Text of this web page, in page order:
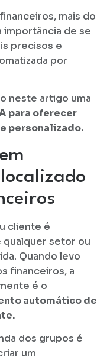
mais do
importância de se
precisos e
por
neste artigo uma
para oferecer
personalizado.
cliente é
qualquer setor ou
Quando levo
financeiros, a
é o
automático de
dos grupos é
um